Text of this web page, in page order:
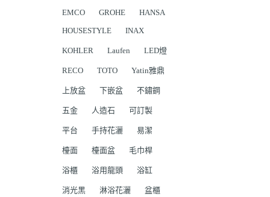
EMCO GROHE
HANSA
HOUSESTYLE
INAX
KOHLER Laufen LED燈
RECO TOTO Yatin雅鼎
上放盆 下嵌盆 不鏽鋼
五金 人造石 可訂製
平台 手持花灑 易潔
檯面 檯面盆 毛巾桿
浴櫃 浴用龍頭 浴缸
消光黑 淋浴花灑 盆櫃